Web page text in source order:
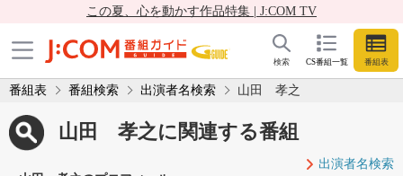
この夏、心を動かす作品特集 | J:COM TV
CS番組一覧 番組表
検索
番組表 番組検索 出演者名検索 山田 孝之
山田 孝之に関連する番組
出演者名検索